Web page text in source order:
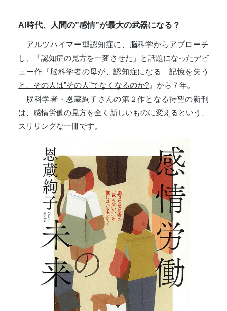
AI時代、人間の”感情”が最大の武器になる？
アルツハイマー型認知症に、脳科学からアプローチ
し、「認知症の見方を一変させた」と話題になったデビ
ュー作『脳科学者の母が、認知症になる 記憶を失う
と、その人は”その人”でなくなるのか? 』から７年。
脳科学者・恩蔵絢子さんの第２作となる待望の新刊
は、感情労働の見方を全く新しいものに変えるという、
スリリングな一冊です。